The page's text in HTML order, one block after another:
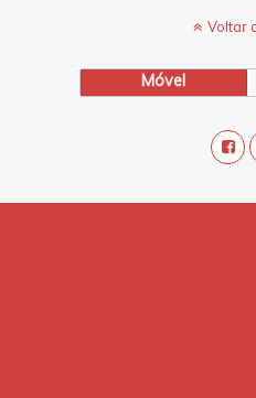
Voltar
Móvel